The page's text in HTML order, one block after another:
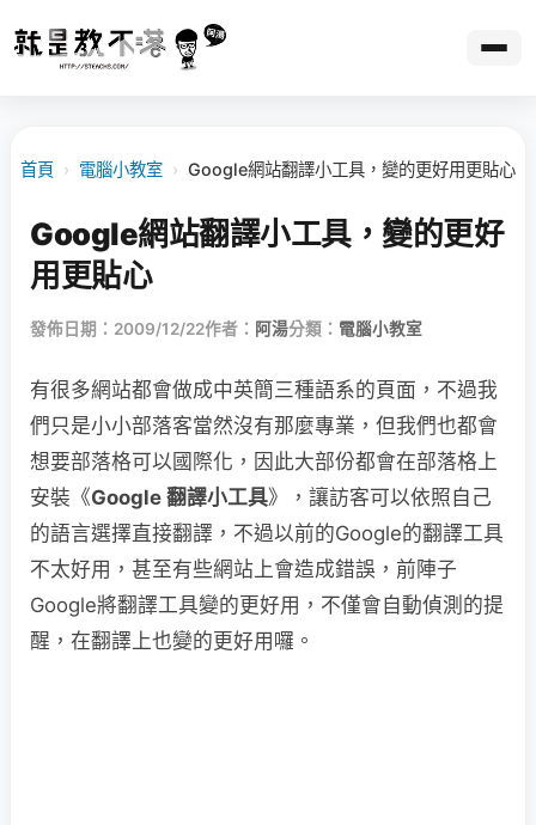
首頁 › 電腦小教室 › Google網站翻譯小工具，變的更好用更貼心
Google網站翻譯小工具，變的更好
用更貼心
發佈日期：2009/12/22作者： 阿湯分類： 電腦小教室
有很多網站都會做成中英簡三種語系的頁面，不過我
們只是小小部落客當然沒有那麼專業，但我們也都會
想要部落格可以國際化，因此大部份都會在部落格上
安裝《Google 翻譯小工具》，讓訪客可以依照自己
的語言選擇直接翻譯，不過以前的Google的翻譯工具
不太好用，甚至有些網站上會造成錯誤，前陣子
Google將翻譯工具變的更好用，不僅會自動偵測的提
醒，在翻譯上也變的更好用囉。